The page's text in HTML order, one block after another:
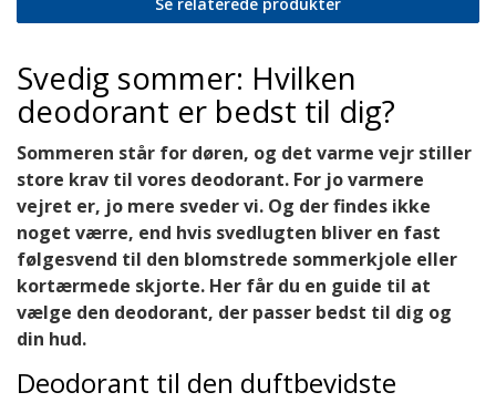
Svedig sommer: Hvilken
deodorant er bedst til dig?
Sommeren står for døren, og det varme vejr stiller
store krav til vores deodorant. For jo varmere
vejret er, jo mere sveder vi. Og der findes ikke
noget værre, end hvis svedlugten bliver en fast
følgesvend til den blomstrede sommerkjole eller
kortærmede skjorte. Her får du en guide til at
vælge den deodorant, der passer bedst til dig og
din hud.
Deodorant til den duftbevidste